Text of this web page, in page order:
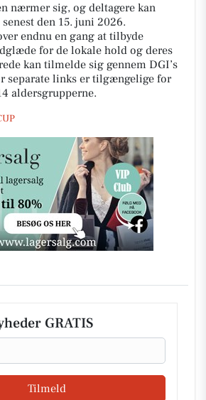
nærmer sig, og deltagere kan
den 15. juni 2026.
endnu en gang at tilbyde
for de lokale hold og deres
kan tilmelde sig gennem DGI’s
separate links er tilgængelige for
aldersgrupperne.
GRATIS
Tilmeld